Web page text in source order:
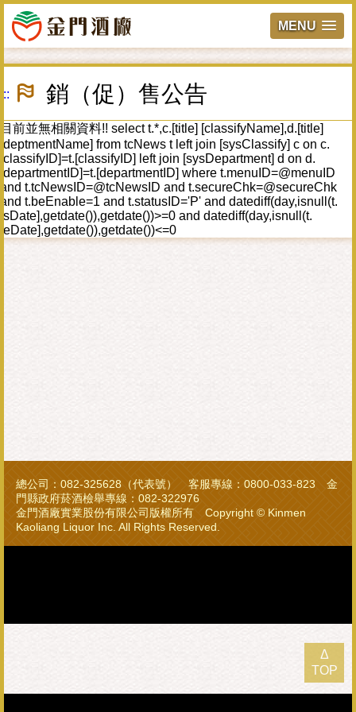
MENU
Δ
TOP
跳
主
內
容
區
塊
::: 銷（促）售公告
目前並無相關資料!! select t.*,c.[title] [classifyName],d.[title]
[deptmentName] from tcNews t left join [sysClassify] c on c.
[classifyID]=t.[classifyID] left join [sysDepartment] d on d.
[departmentID]=t.[departmentID] where t.menuID=@menuID
and t.tcNewsID=@tcNewsID and t.secureChk=@secureChk
and t.beEnable=1 and t.statusID='P' and datediff(day,isnull(t.
[sDate],getdate()),getdate())>=0 and datediff(day,isnull(t.
[eDate],getdate()),getdate())<=0
總公司：082-325628（代表號） 客服專線：0800-033-823 金
門縣政府菸酒檢舉專線：082-322976
金門酒廠實業股份有限公司版權所有 Copyright © Kinmen
Kaoliang Liquor Inc. All Rights Reserved.